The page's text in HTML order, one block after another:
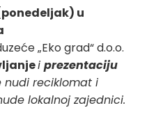
u
„Eko grad“ d.o.o.
i prezentaciju
nudi reciklomat i
lokalnoj zajednici.